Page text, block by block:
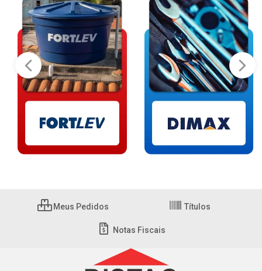
Meus Pedidos Títulos
Notas Fiscais